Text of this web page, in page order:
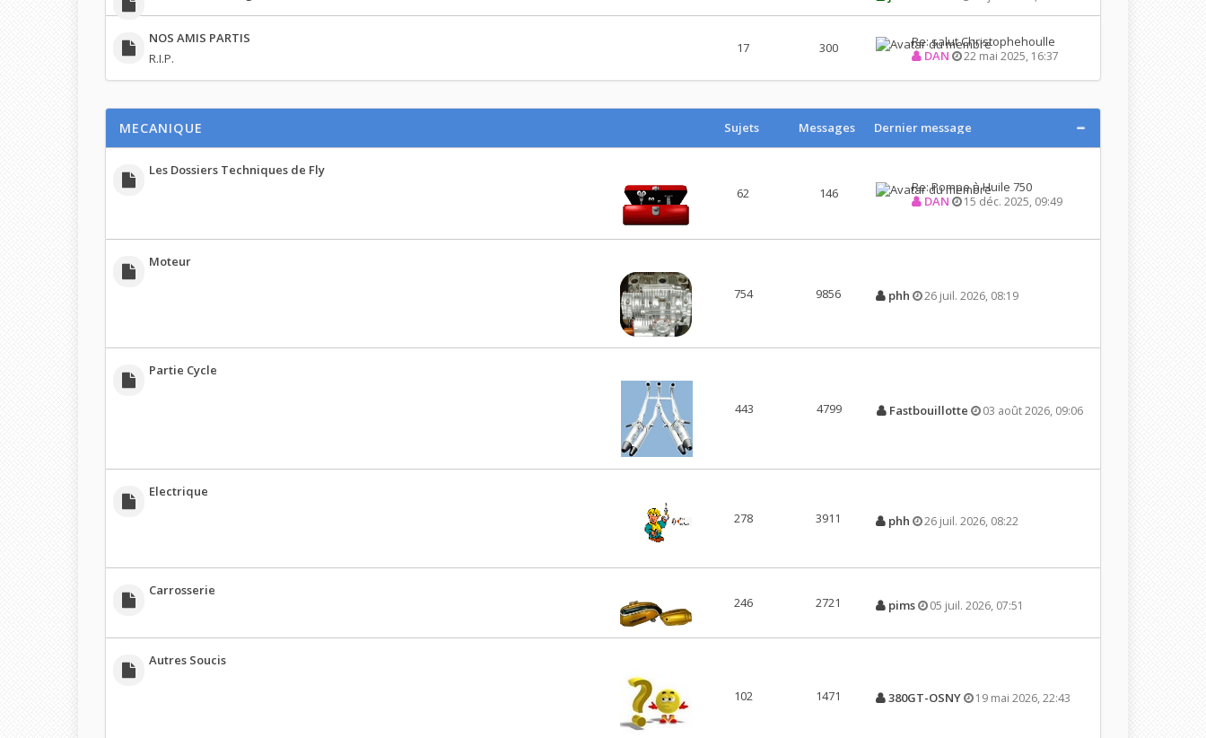
NOS AMIS PARTIS
R.I.P.
17 300
Re: salut Christophehoulle
DAN
22 mai 2025, 16:37
MECANIQUE Sujets Messages Dernier message
Les Dossiers Techniques de Fly
62
146
Re: Pompe à Huile 750
DAN
15 déc. 2025, 09:49
Moteur
754
9856 phh 26 juil. 2026, 08:19
Partie Cycle
443 4799 Fastbouillotte 03 août 2026, 09:06
Electrique
278
3911 phh 26 juil. 2026, 08:22
Carrosserie
246 2721 pims 05 juil. 2026, 07:51
Autres Soucis
102 1471 380GT-OSNY 19 mai 2026, 22:43